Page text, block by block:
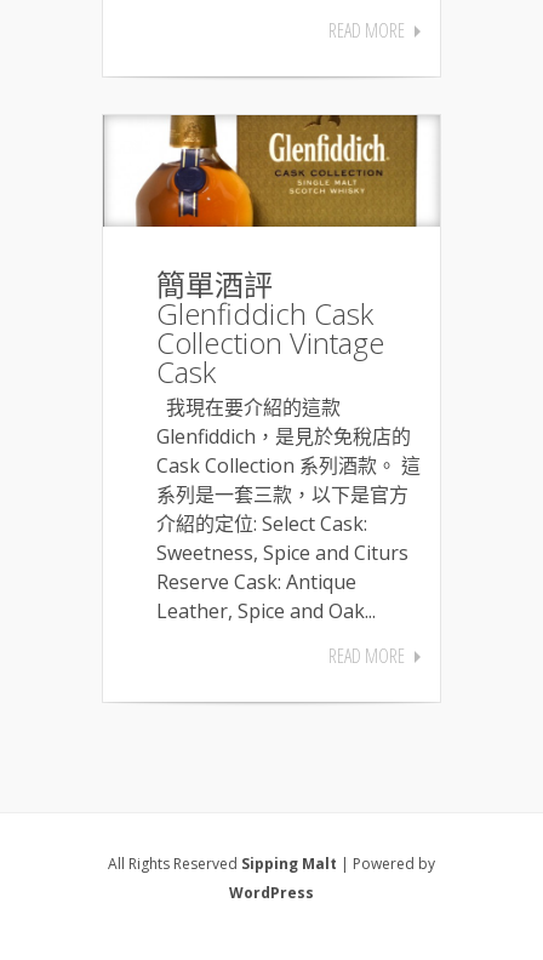
READ MORE
簡單酒評
Glenfiddich Cask
Collection Vintage
Cask
我現在要介紹的這款
Glenfiddich，是見於免稅店的
Cask Collection 系列酒款。 這
系列是一套三款，以下是官方
介紹的定位: Select Cask:
Sweetness, Spice and Citurs
Reserve Cask: Antique
Leather, Spice and Oak...
READ MORE
All Rights Reserved Sipping Malt | Powered by
WordPress